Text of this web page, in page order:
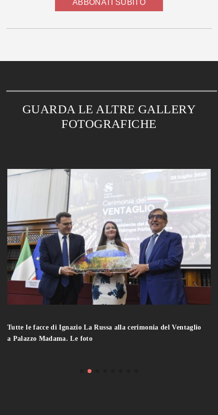
ABBONATI SUBITO
GUARDA LE ALTRE GALLERY
FOTOGRAFICHE
Tutte le facce di Ignazio La Russa alla cerimonia del Ventaglio
a Palazzo Madama. Le foto